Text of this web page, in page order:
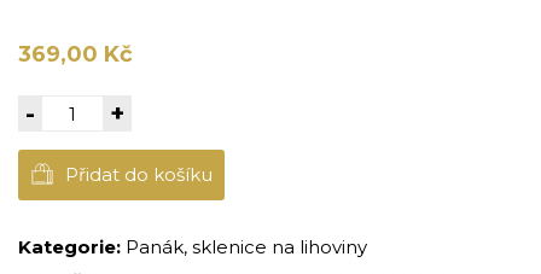
369,00 Kč
- +
Přidat do košíku
Kategorie: Panák, sklenice na lihoviny